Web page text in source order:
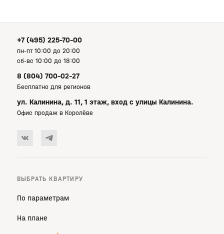
+7 (495) 225-70-00
пн-пт 10:00 до 20:00
сб-вс 10:00 до 18:00
8 (804) 700-02-27
Бесплатно для регионов
ул. Калинина, д. 11, 1 этаж, вход с улицы Калинина.
Офис продаж в Королёве
ВЫБРАТЬ КВАРТИРУ
По параметрам
На плане